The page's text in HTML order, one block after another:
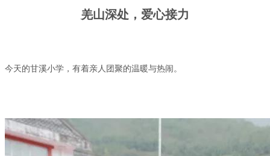
羌山深处，爱心接力
今天的甘溪小学，有着亲人团聚的温暖与热闹。